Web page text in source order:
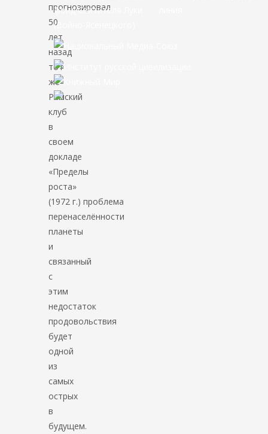
прогнозировал
50
лет
назад
тот
же
Римский
клуб
в
своем
докладе
«Пределы
роста»
(1972 г.) проблема
перенаселённости
планеты
и
связанный
с
этим
недостаток
продовольствия
будет
одной
из
самых
острых
в
будущем.